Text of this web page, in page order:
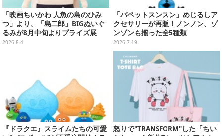
「映画ちいかわ 人魚の島のひみ
つ」より、「島二郎」BIGぬいぐ
るみが8月中旬よりプライズ展
開！“味自慢”のエプロンはポケッ
2026.8.4
「パペットスンスン」めじるしア
クセサリーが再販！ノンノン、ゾ
ンゾンも揃った全5種類
2026.7.19
『ドラクエ』スライムたちの可愛
怒りで"TRANSFORM"した「ちい